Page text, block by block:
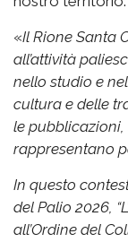
«Il Rione Santa
all’attività
nello studio e
cultura e delle
le pubblicazioni,
rappresentano
In questo
del Palio 2026,
all’Ordine del